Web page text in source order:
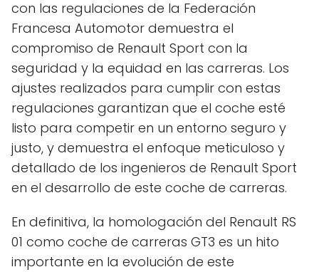
con las regulaciones de la Federación
Francesa Automotor demuestra el
compromiso de Renault Sport con la
seguridad y la equidad en las carreras. Los
ajustes realizados para cumplir con estas
regulaciones garantizan que el coche esté
listo para competir en un entorno seguro y
justo, y demuestra el enfoque meticuloso y
detallado de los ingenieros de Renault Sport
en el desarrollo de este coche de carreras.
En definitiva, la homologación del Renault RS
01 como coche de carreras GT3 es un hito
importante en la evolución de este